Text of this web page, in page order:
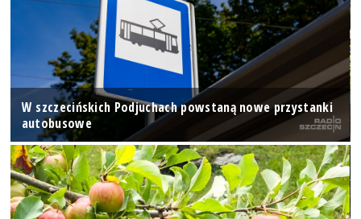
W szczecińskich Podjuchach powstaną nowe przystanki
autobusowe